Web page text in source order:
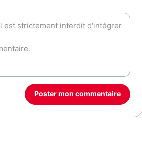
Poster mon commentaire